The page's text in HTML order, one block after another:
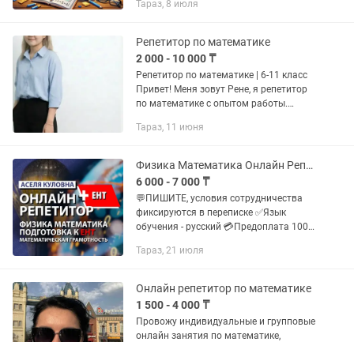
формате О себе: • Работал
образовательных...
Тараз, 8 июля
Репетитор по математике
2 000 - 10 000 ₸
Репетитор по математике | 6-11 класс
Привет! Меня зовут Рене, я репетитор
по математике с опытом работы.
в теме, которая кажется непонятной
Тараз, 11 июня
Физика Математика Онлайн Репетитор
6 000 - 7 000 ₸
💬ПИШИТЕ, условия сотрудничества
фиксируются в переписке ✅Язык
обучения - русский 💳Предоплата 100%
(2011), красный диплом (2015), степень
Тараз, 21 июля
Онлайн репетитор по математике
1 500 - 4 000 ₸
Провожу индивидуальные и групповые
онлайн занятия по математике,